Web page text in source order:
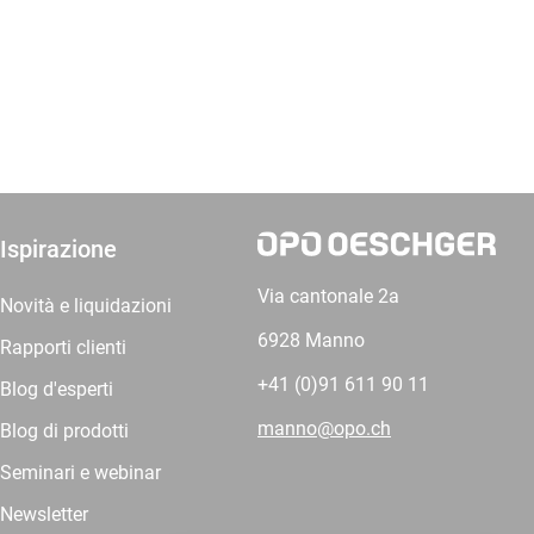
Ispirazione
Novità e liquidazioni
Rapporti clienti
Blog d'esperti
Blog di prodotti
Seminari e webinar
Newsletter
Via cantonale 2a
6928 Manno
+41 (0)91 611 90 11
manno@opo.ch